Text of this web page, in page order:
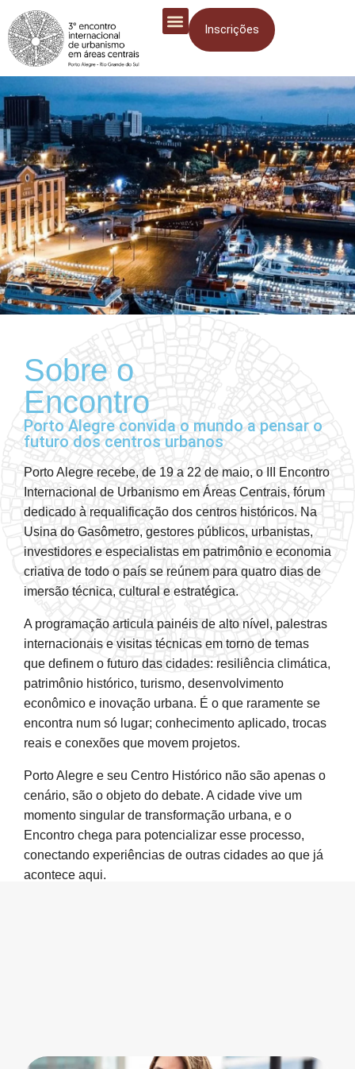
Inscrições
Sobre o
Encontro
Porto Alegre convida o mundo a pensar o
futuro dos centros urbanos
Porto Alegre recebe, de 19 a 22 de maio, o III Encontro
Internacional de Urbanismo em Áreas Centrais, fórum
dedicado à requalificação dos centros históricos. Na
Usina do Gasômetro, gestores públicos, urbanistas,
investidores e especialistas em patrimônio e economia
criativa de todo o país se reúnem para quatro dias de
imersão técnica, cultural e estratégica.
A programação articula painéis de alto nível, palestras
internacionais e visitas técnicas em torno de temas
que definem o futuro das cidades: resiliência climática,
patrimônio histórico, turismo, desenvolvimento
econômico e inovação urbana. É o que raramente se
encontra num só lugar; conhecimento aplicado, trocas
reais e conexões que movem projetos.
Porto Alegre e seu Centro Histórico não são apenas o
cenário, são o objeto do debate. A cidade vive um
momento singular de transformação urbana, e o
Encontro chega para potencializar esse processo,
conectando experiências de outras cidades ao que já
acontece aqui.